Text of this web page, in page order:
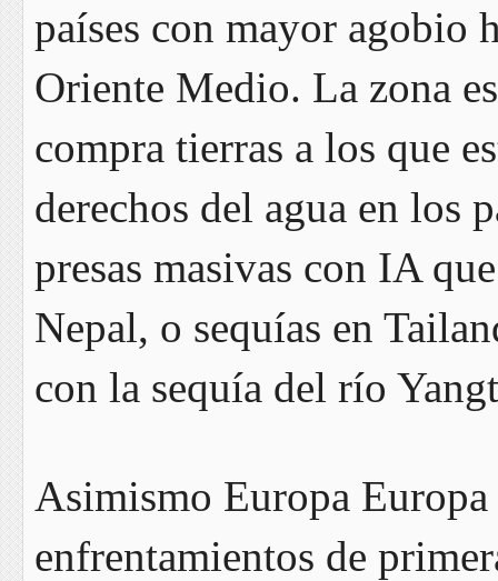
países con mayor agobio
Oriente Medio. La zona
compra tierras a los que
derechos del agua en los
presas masivas con IA
Nepal, o sequías en
con la sequía del río
Asimismo Europa Europa
enfrentamientos de